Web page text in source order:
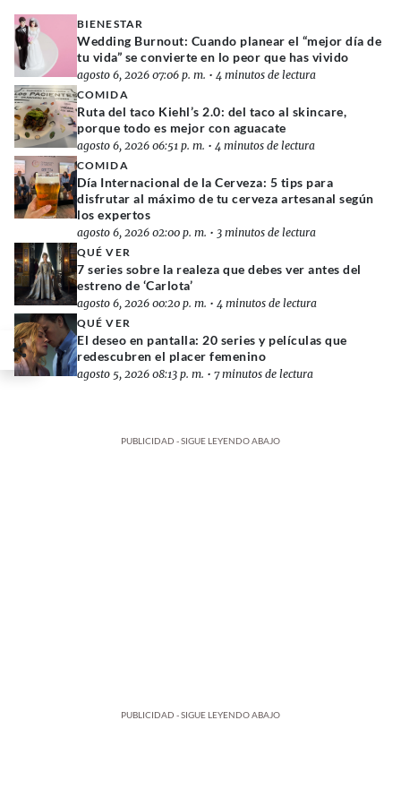
BIENESTAR
Wedding Burnout: Cuando planear el “mejor día de
tu vida” se convierte en lo peor que has vivido
agosto 6, 2026 07:06 p. m. • 4 minutos de lectura
COMIDA
Ruta del taco Kiehl’s 2.0: del taco al skincare,
porque todo es mejor con aguacate
agosto 6, 2026 06:51 p. m. • 4 minutos de lectura
COMIDA
Día Internacional de la Cerveza: 5 tips para
disfrutar al máximo de tu cerveza artesanal según
los expertos
agosto 6, 2026 02:00 p. m. • 3 minutos de lectura
QUÉ VER
7 series sobre la realeza que debes ver antes del
estreno de ‘Carlota’
agosto 6, 2026 00:20 p. m. • 4 minutos de lectura
QUÉ VER
El deseo en pantalla: 20 series y películas que
redescubren el placer femenino
agosto 5, 2026 08:13 p. m. • 7 minutos de lectura
PUBLICIDAD - SIGUE LEYENDO ABAJO
PUBLICIDAD - SIGUE LEYENDO ABAJO